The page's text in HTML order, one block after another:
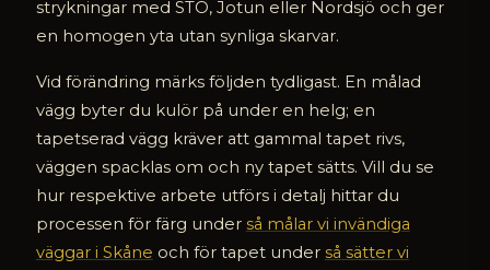
strykningar med STO, Jotun eller Nordsjö och ger
en homogen yta utan synliga skarvar.
Vid förändring märks följden tydligast. En målad
vägg byter du kulör på under en helg; en
tapetserad vägg kräver att gammal tapet rivs,
väggen spacklas om och ny tapet sätts. Vill du se
hur respektive arbete utförs i detalj hittar du
processen för färg under så målar vi invändiga
väggar i Skåne och för tapet under så sätter vi